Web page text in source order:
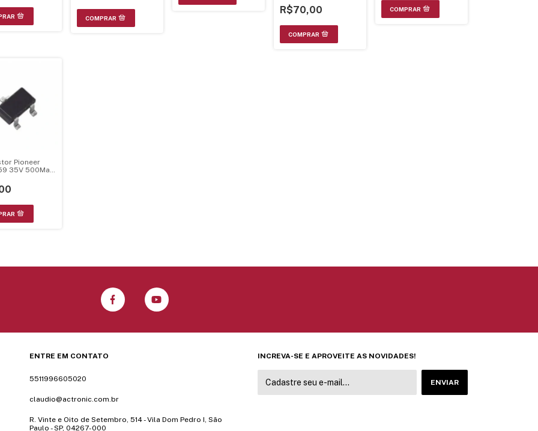
R$70,00
Pioneer
35V 500Ma
ENTRE EM CONTATO
5511996605020
claudio@actronic.com.br
R. Vinte e Oito de Setembro, 514 - Vila Dom Pedro I, São
Paulo - SP, 04267-000
INCREVA-SE E APROVEITE AS NOVIDADES!